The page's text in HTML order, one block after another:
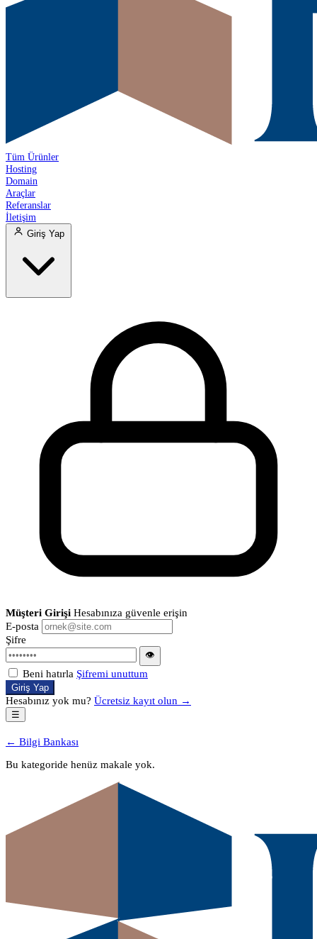
Tüm Ürünler
Hosting
Domain
Araçlar
Referanslar
İletişim
Giriş Yap
Müşteri Girişi Hesabınıza güvenle erişin
E-posta
Şifre
👁
Beni hatırla Şifremi unuttum
Giriş Yap
Hesabınız yok mu? Ücretsiz kayıt olun →
☰
← Bilgi Bankası
Bu kategoride henüz makale yok.